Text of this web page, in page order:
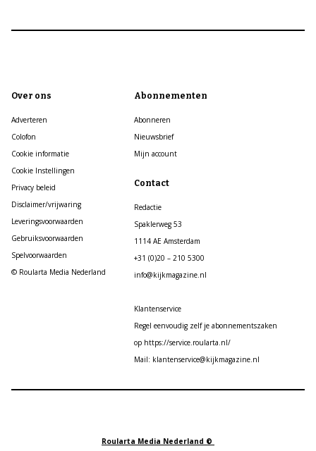
Over ons
Adverteren
Colofon
Cookie informatie
Cookie Instellingen
Privacy beleid
Disclaimer/vrijwaring
Leveringsvoorwaarden
Gebruiksvoorwaarden
Spelvoorwaarden
© Roularta Media Nederland
Abonnementen
Abonneren
Nieuwsbrief
Mijn account
Contact
Redactie
Spaklerweg 53
1114 AE Amsterdam
+31 (0)20 – 210 5300
info@kijkmagazine.nl
Klantenservice
Regel eenvoudig zelf je abonnementszaken
op https://service.roularta.nl/
Mail: klantenservice@kijkmagazine.nl
Roularta Media Nederland ©